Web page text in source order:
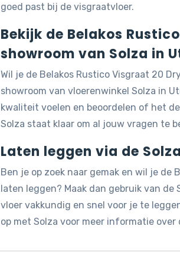
goed past bij de visgraatvloer.
Bekijk de Belakos
showroom van Solza in
Wil je de Belakos Rustico Visgraat 20
showroom van vloerenwinkel Solza in
kwaliteit voelen en beoordelen of het
Solza staat klaar om al jouw vragen te
Laten leggen via de
Ben je op zoek naar gemak en wil je de
laten leggen? Maak dan gebruik van
vloer vakkundig en snel voor je te
op met Solza voor meer informatie